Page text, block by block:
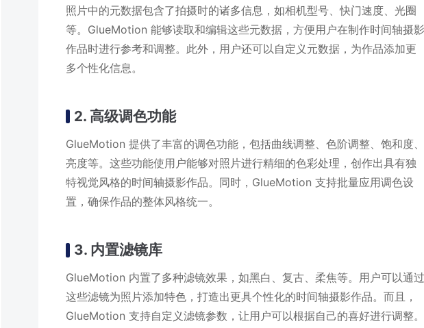
照片中的元数据包含了拍摄时的诸多信息，如相机型号、快门速度、光圈
等。GlueMotion 能够读取和编辑这些元数据，方便用户在制作时间轴摄
作品时进行参考和调整。此外，用户还可以自定义元数据，为作品添加更
多个性化信息。
2. 高级调色功能
GlueMotion 提供了丰富的调色功能，包括曲线调整、色阶调整、饱和度
亮度等。这些功能使用户能够对照片进行精细的色彩处理，创作出具有独
特视觉风格的时间轴摄影作品。同时，GlueMotion 支持批量应用调色设
置，确保作品的整体风格统一。
3. 内置滤镜库
GlueMotion 内置了多种滤镜效果，如黑白、复古、柔焦等。用户可以通
这些滤镜为照片添加特色，打造出更具个性化的时间轴摄影作品。而且，
GlueMotion 支持自定义滤镜参数，让用户可以根据自己的喜好进行调整